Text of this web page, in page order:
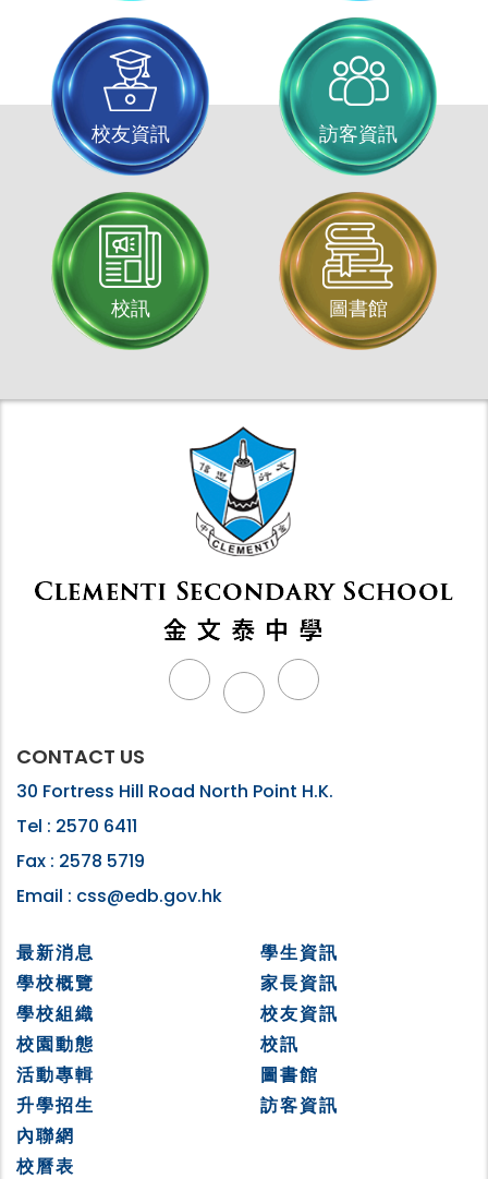
校友資訊 訪客資訊
校訊 圖書館
CONTACT US
30 Fortress Hill Road North Point H.K.
Tel : 2570 6411
Fax : 2578 5719
Email : css@edb.gov.hk
最新消息
學校概覽
學校組織
校園動態
活動專輯
升學招生
學生資訊
家長資訊
校友資訊
校訊
圖書館
訪客資訊
內聯網
校曆表